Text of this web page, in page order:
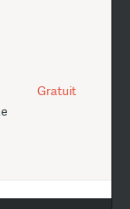
Gratuit